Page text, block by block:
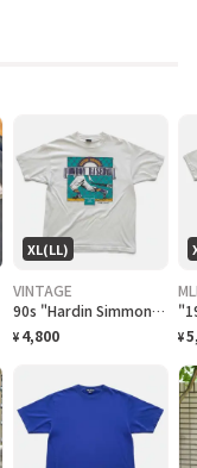
XL(LL)
VINTAGE
90s "Hardin Simmons University Cowboy Baseball" T-Shirt ハーディン シモンズ大学 カウボーイズベースボール Tシャツ [XL]
¥ 4,800 ¥